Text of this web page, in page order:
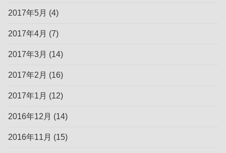
2017年5月 (4)
2017年4月 (7)
2017年3月 (14)
2017年2月 (16)
2017年1月 (12)
2016年12月 (14)
2016年11月 (15)